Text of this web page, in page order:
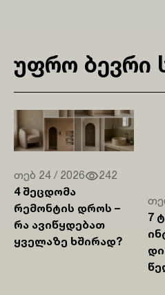
უფრო ბევრი
თებ 24 / 2026
242
4 Შეცდომა
Რემონტის Დროს –
Რა Ავიწყდებათ
Ყველაზე Ხშირად?
7